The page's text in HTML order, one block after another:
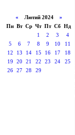
« Лютий 2024 »
Пн Вт Ср Чт Пт Сб Нд
1
2 3
4
5
6 7 8 9 10
11
12
13 14 15 16 17
18
19
20 21 22 23 24
25
26
27 28 29